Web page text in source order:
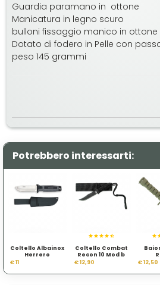
Guardia paramano in ottone
Manicatura in legno scuro
bulloni fissaggio manico in ottone
Dotato di fodero in Pelle con
peso 145 grammi
Potrebbero interessarti:
Coltello Albainox
Herrero
€ 11
Coltello Combat
Recon 10 Mod b
€ 12,90
€ 12,50